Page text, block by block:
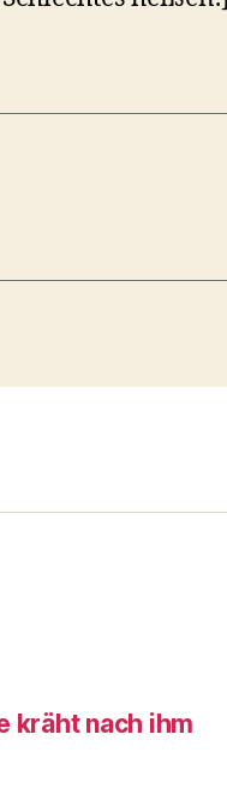
kräht nach ihm